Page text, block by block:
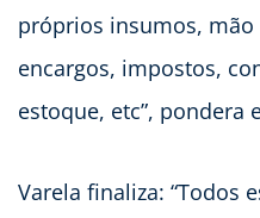
próprios insumos,
encargos, impostos,
estoque, etc”, pondera
Varela finaliza: “Todos